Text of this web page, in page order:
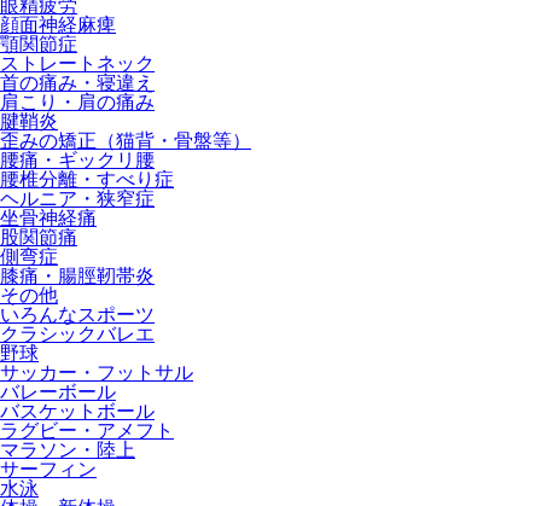
眼精疲労
顔面神経麻痺
顎関節症
ストレートネック
首の痛み・寝違え
肩こり・肩の痛み
腱鞘炎
歪みの矯正（猫背・骨盤等）
腰痛・ギックリ腰
腰椎分離・すべり症
ヘルニア・狭窄症
坐骨神経痛
股関節痛
側弯症
膝痛・腸脛靭帯炎
その他
いろんなスポーツ
クラシックバレエ
野球
サッカー・フットサル
バレーボール
バスケットボール
ラグビー・アメフト
マラソン・陸上
サーフィン
水泳